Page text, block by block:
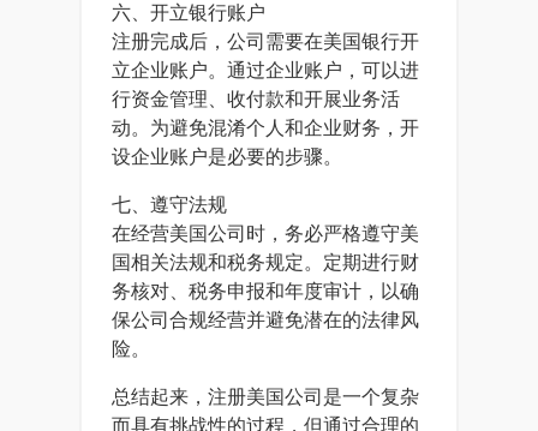
六、开立银行账户
注册完成后，公司需要在美国银行开
立企业账户。通过企业账户，可以进
行资金管理、收付款和开展业务活
动。为避免混淆个人和企业财务，开
设企业账户是必要的步骤。
七、遵守法规
在经营美国公司时，务必严格遵守美
国相关法规和税务规定。定期进行财
务核对、税务申报和年度审计，以确
保公司合规经营并避免潜在的法律风
险。
总结起来，注册美国公司是一个复杂
而具有挑战性的过程，但通过合理的